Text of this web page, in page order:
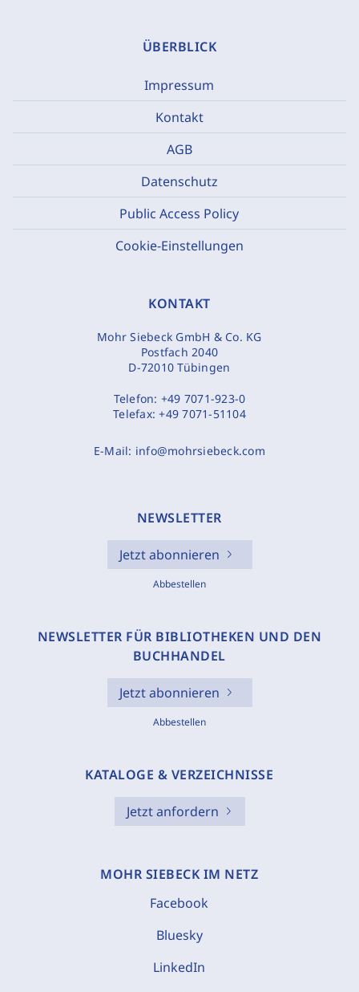
ÜBERBLICK
Impressum
Kontakt
AGB
Datenschutz
Public Access Policy
Cookie-Einstellungen
KONTAKT
Mohr Siebeck GmbH & Co. KG
Postfach 2040
D-72010 Tübingen
Telefon: +49 7071-923-0
Telefax:+49 7071-51104
E-Mail: info@mohrsiebeck.com
NEWSLETTER
Jetzt abonnieren
Abbestellen
NEWSLETTER FÜR BIBLIOTHEKEN UND DEN
BUCHHANDEL
Jetzt abonnieren
Abbestellen
KATALOGE & VERZEICHNISSE
Jetzt anfordern
MOHR SIEBECK IM NETZ
Facebook
Bluesky
LinkedIn